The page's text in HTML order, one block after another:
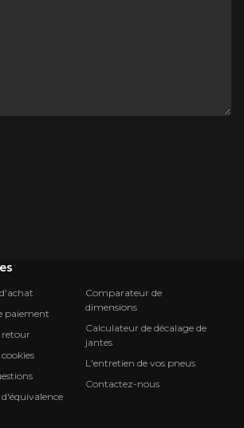
paiement
retour
Comparateur de
dimensions
Calculateur de décalage de
jantes
L'entretien de vos pneus
Contactez-nous